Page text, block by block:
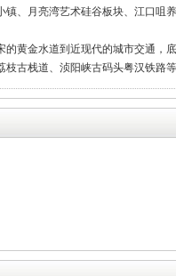
、月亮湾艺术硅谷板块、江口咀
黄金水道到近现代的城市交通，
古栈道、浈阳峡古码头粤汉铁路等